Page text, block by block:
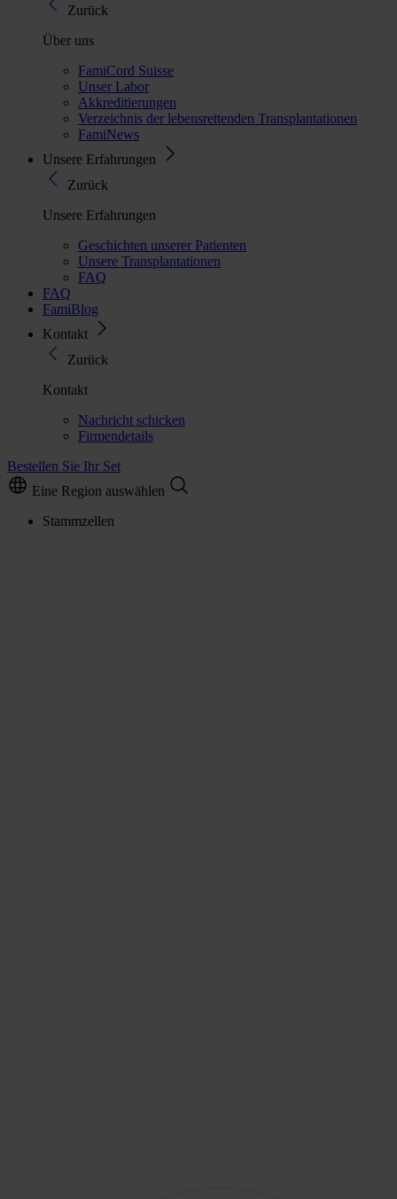
Zurück
Über uns
FamiCord Suisse
Unser Labor
Akkreditierungen
Verzeichnis der lebensrettenden Transplantationen
FamiNews
Unsere Erfahrungen
Zurück
Unsere Erfahrungen
Geschichten unserer Patienten
Unsere Transplantationen
FAQ
FAQ
FamiBlog
Kontakt
Zurück
Kontakt
Nachricht schicken
Firmendetails
Bestellen Sie Ihr Set
Eine Region auswählen
Stammzellen